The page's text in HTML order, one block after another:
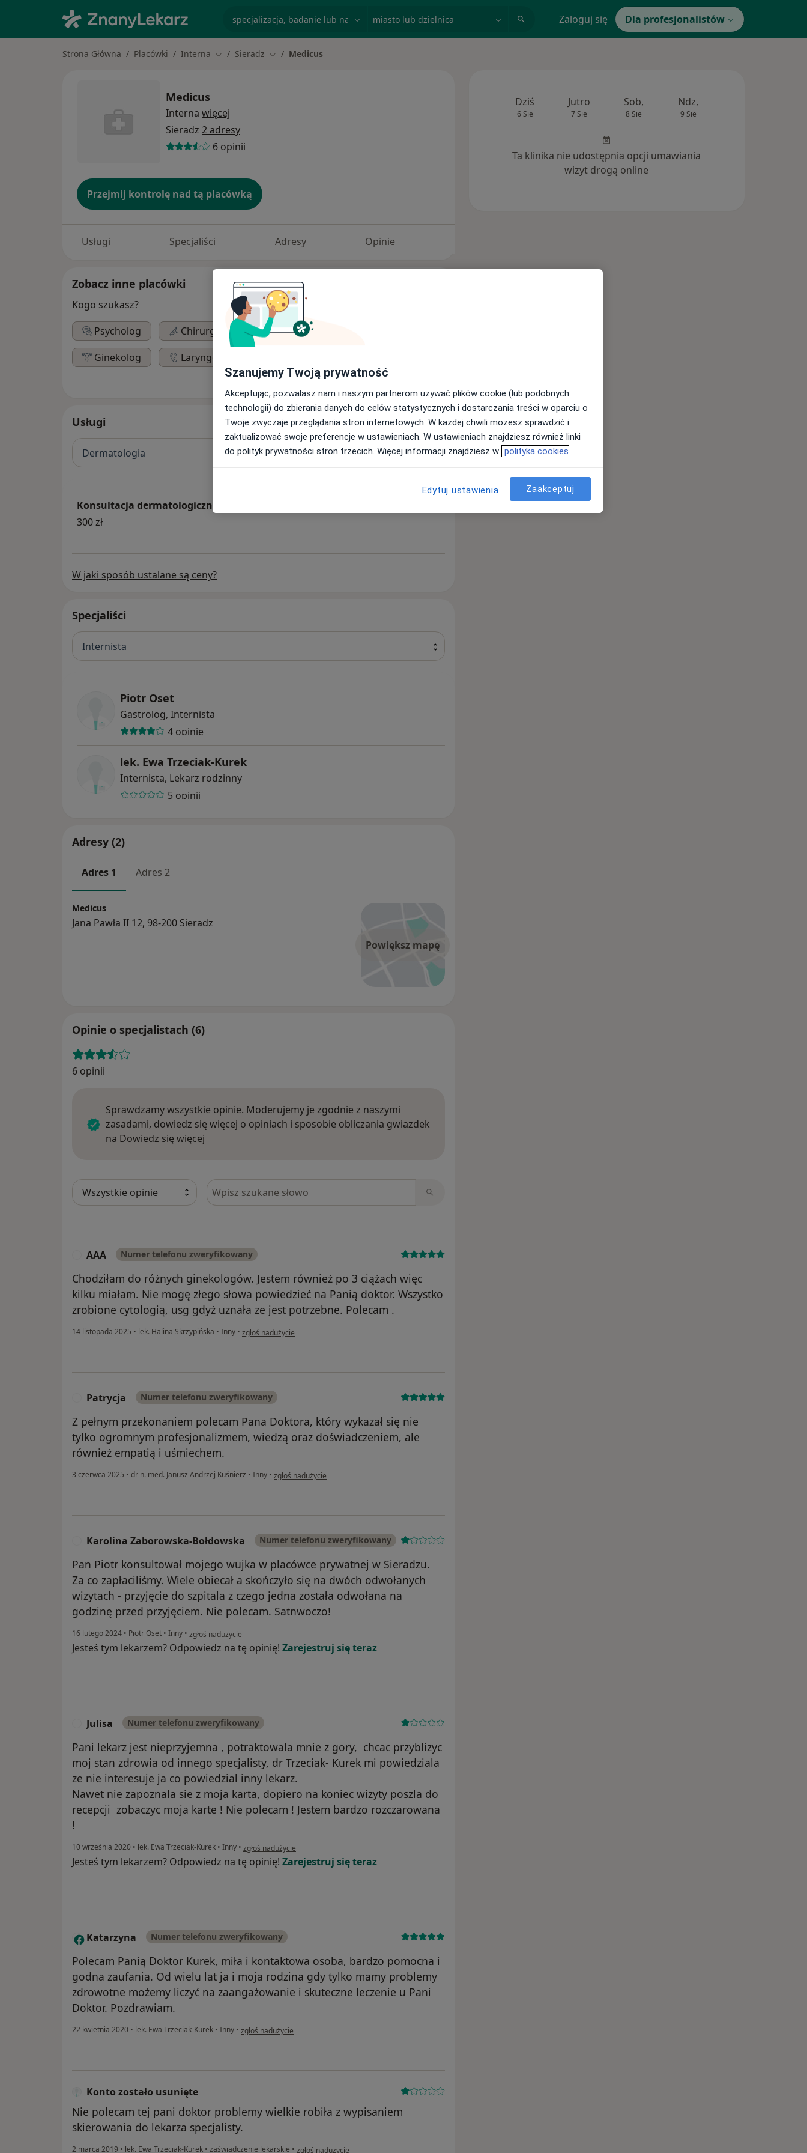
Zaloguj się Dla profesjonalistów
Strona Główna Placówki Interna Zmień miasto
Sieradz Zmień miasto
Medicus
Medicus
Interna więcej
Sieradz 2 adresy
6 opinii
Przejmij kontrolę nad tą placówką
Usługi Specjaliści Adresy Opinie
Zobacz inne placówki
Kogo szukasz?
Psycholog
Chirurg Pediatra
Ginekolog
Laryngolog
Szukaj innej specjalizacji
Usługi
Dermatologia
Konsultacja dermatologiczna
300 zł
W jaki sposób ustalane są ceny?
Specjaliści
Internista
Piotr Oset
Gastrolog, Internista
4 opinie
lek. Ewa Trzeciak-Kurek
Internista, Lekarz rodzinny
5 opinii
Adresy (2)
Adres 1 Adres 2
Powiększ mapę
Medicus
Jana Pawła II 12, 98-200 Sieradz
Opinie o specjalistach (6)
6 opinii
Sprawdzamy wszystkie opinie. Moderujemy je zgodnie z naszymi
zasadami, dowiedz się więcej o opiniach i sposobie obliczania gwiazdek
na Dowiedz się więcej
Szukaj w opiniach
AAA Numer telefonu zweryfikowany
Chodziłam do różnych ginekologów. Jestem również po 3 ciążach więc
kilku miałam. Nie mogę złego słowa powiedzieć na Panią doktor. Wszystko
zrobione cytologią, usg gdyż uznała ze jest potrzebne. Polecam .
14 listopada 2025 • lek. Halina Skrzypińska • Inny • w opinii użytkownika AAA
zgłoś nadużycie
Patrycja Numer telefonu zweryfikowany
Z pełnym przekonaniem polecam Pana Doktora, który wykazał się nie
tylko ogromnym profesjonalizmem, wiedzą oraz doświadczeniem, ale
również empatią i uśmiechem.
3 czerwca 2025 • dr n. med. Janusz Andrzej Kuśnierz • Inny • w opinii użytkownika Patrycja
zgłoś nadużycie
Karolina Zaborowska-Bołdowska Numer telefonu zweryfikowany
Pan Piotr konsultował mojego wujka w placówce prywatnej w Sieradzu.
Za co zapłaciliśmy. Wiele obiecał a skończyło się na dwóch odwołanych
wizytach - przyjęcie do szpitala z czego jedna została odwołana na
godzinę przed przyjęciem. Nie polecam. Satnwoczo!
16 lutego 2024 • Piotr Oset • Inny • w opinii użytkownika Karolina Zaborowska-Bołdowska
zgłoś nadużycie
Jesteś tym lekarzem? Odpowiedz na tę opinię! Zarejestruj się teraz
Julisa Numer telefonu zweryfikowany
Pani lekarz jest nieprzyjemna , potraktowala mnie z gory, chcac przyblizyc
moj stan zdrowia od innego specjalisty, dr Trzeciak- Kurek mi powiedziala
ze nie interesuje ja co powiedzial inny lekarz.
Nawet nie zapoznala sie z moja karta, dopiero na koniec wizyty poszla do
recepcji zobaczyc moja karte ! Nie polecam ! Jestem bardzo rozczarowana
!
10 września 2020 • lek. Ewa Trzeciak-Kurek • Inny • w opinii użytkownika Julisa
zgłoś nadużycie
Jesteś tym lekarzem? Odpowiedz na tę opinię! Zarejestruj się teraz
K Katarzyna Numer telefonu zweryfikowany
Polecam Panią Doktor Kurek, miła i kontaktowa osoba, bardzo pomocna i
godna zaufania. Od wielu lat ja i moja rodzina gdy tylko mamy problemy
zdrowotne możemy liczyć na zaangażowanie i skuteczne leczenie u Pani
Doktor. Pozdrawiam.
22 kwietnia 2020 • lek. Ewa Trzeciak-Kurek • Inny • w opinii użytkownika Katarzyna
zgłoś nadużycie
Konto zostało usunięte
Nie polecam tej pani doktor problemy wielkie robiła z wypisaniem
skierowania do lekarza specjalisty.
2 marca 2019 • lek. Ewa Trzeciak-Kurek • zaświadczenie lekarskie • w opinii użytkownika Konto zostało usunięte
zgłoś nadużycie
Dziś
6 Sie
Jutro
7 Sie
Sob,
8 Sie
Ndz,
9 Sie
Ta klinika nie udostępnia opcji umawiania
wizyt drogą online
Szanujemy Twoją prywatność
Akceptując, pozwalasz nam i naszym partnerom używać plików cookie (lub podobnych
technologii) do zbierania danych do celów statystycznych i dostarczania treści w oparciu o
Twoje zwyczaje przeglądania stron internetowych. W każdej chwili możesz sprawdzić i
zaktualizować swoje preferencje w ustawieniach. W ustawieniach znajdziesz również linki
do polityk prywatności stron trzecich. Więcej informacji znajdziesz w polityka cookies
Edytuj ustawienia Zaakceptuj